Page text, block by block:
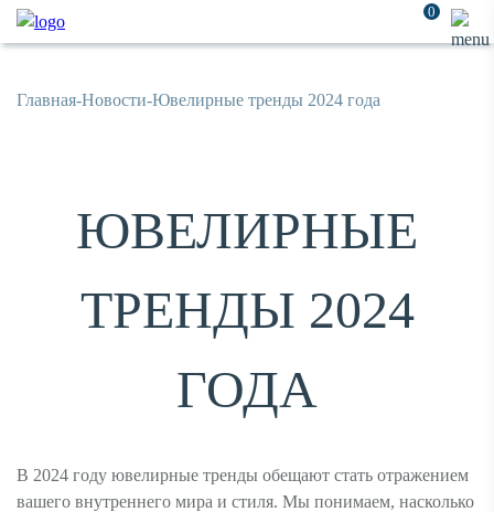
0
Главная-Новости-Ювелирные тренды 2024 года
ЮВЕЛИРНЫЕ
ТРЕНДЫ 2024
ГОДА
В 2024 году ювелирные тренды обещают стать отражением
вашего внутреннего мира и стиля. Мы понимаем, насколько